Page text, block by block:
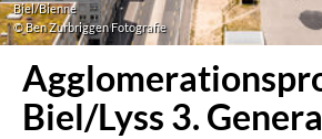
Biel/Bienne
© Ben Zurbriggen Fotografie
Biel/Lyss 3.